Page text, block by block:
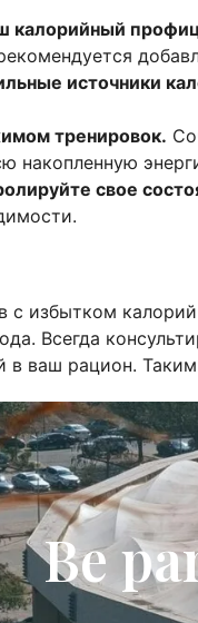
калорийный
источники
тренировок.
накопленную
свое
с избытком
Всегда
в ваш рацион.
Be